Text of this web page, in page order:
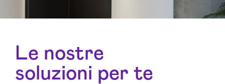
Le nostre
soluzioni per te